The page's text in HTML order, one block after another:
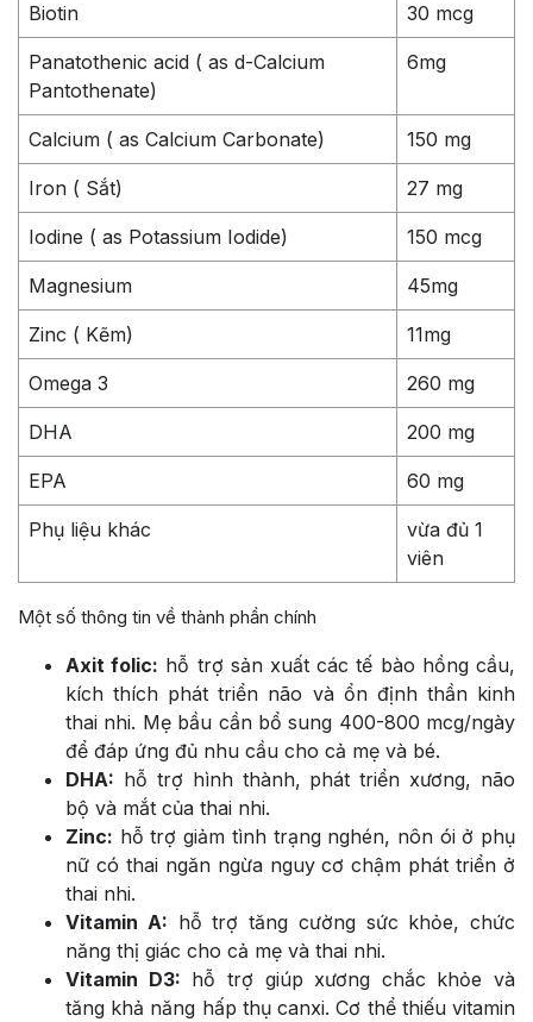
Biotin 30 mcg
Panatothenic acid ( as d-Calcium
Pantothenate)
6mg
Calcium ( as Calcium Carbonate) 150 mg
Iron ( Sắt) 27 mg
Iodine ( as Potassium Iodide) 150 mcg
Magnesium 45mg
Zinc ( Kẽm) 11mg
Omega 3 260 mg
DHA 200 mg
EPA 60 mg
Phụ liệu khác
vừa đủ 1
viên
Một số thông tin về thành phần chính
Axit folic: hỗ trợ sản xuất các tế bào hồng cầu,
kích thích phát triển não và ổn định thần kinh
thai nhi. Mẹ bầu cần bổ sung 400-800 mcg/ngày
để đáp ứng đủ nhu cầu cho cả mẹ và bé.
DHA: hỗ trợ hình thành, phát triển xương, não
bộ và mắt của thai nhi.
Zinc: hỗ trợ giảm tình trạng nghén, nôn ói ở phụ
nữ có thai ngăn ngừa nguy cơ chậm phát triển ở
thai nhi.
Vitamin A: hỗ trợ tăng cường sức khỏe, chức
năng thị giác cho cả mẹ và thai nhi.
Vitamin D3: hỗ trợ giúp xương chắc khỏe và
tăng khả năng hấp thụ canxi. Cơ thể thiếu vitamin